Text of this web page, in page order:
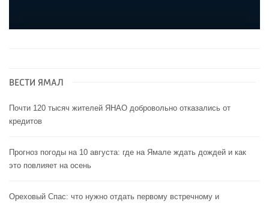
ВЕСТИ ЯМАЛ
Почти 120 тысяч жителей ЯНАО добровольно отказались от
кредитов
Прогноз погоды на 10 августа: где на Ямале ждать дождей и как
это повлияет на осень
Ореховый Спас: что нужно отдать первому встречному и